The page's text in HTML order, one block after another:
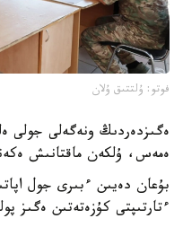
فوتو: ۇلتتىق ۇلان
ەگىزدەردىڭ ونەگەلى جولى
ەمەس، ۇلكەن ماقتانىش
بۇعان دەيىن ءبىرى جول
ءتارتىپتى كۇزەتەتىن ەگىز